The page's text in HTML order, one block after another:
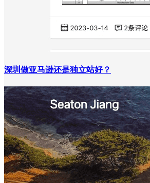
深圳做亚马逊还是独立站好？